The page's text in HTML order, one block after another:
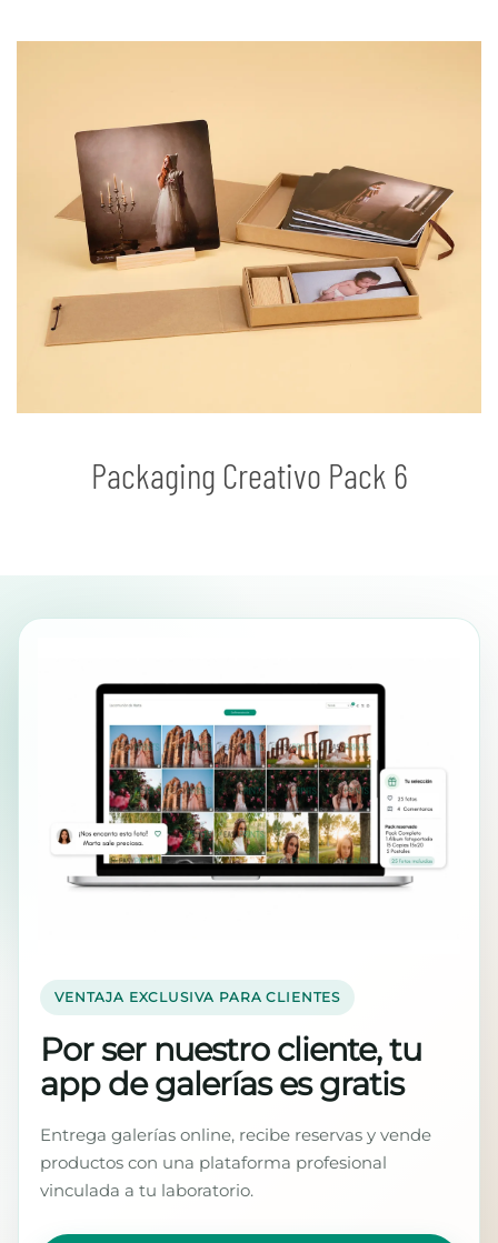
Packaging Creativo Pack 6
VENTAJA EXCLUSIVA PARA CLIENTES
Por ser nuestro cliente, tu
app de galerías es gratis
Entrega galerías online, recibe reservas y vende
productos con una plataforma profesional
vinculada a tu laboratorio.